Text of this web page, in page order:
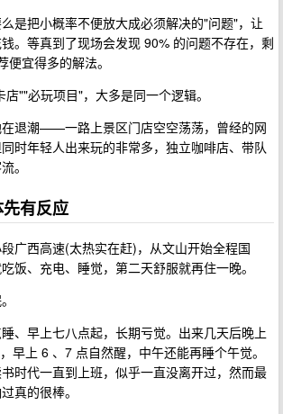
是把小概率不便放大成必须解决的"问题"，让
。等真到了现场会发现 90% 的问题不存在，剩
宜得多的解法。
""必玩项目"，大多是同一个逻辑。
退潮——一路上景区门店空空荡荡，曾经的网
时年轻人出来玩的非常多，独立咖啡店、带队
。
有反应
广西高速(太热实在赶)，从文山开始全程国
饭、充电、睡觉，第二天舒服就再住一晚。
、早上七八点起，长期亏觉。出来几天后晚上
早上 6 、7 点自然醒，中午还能再睡个午觉。
时代一直到上班，似乎一直没离开过，然而最
真的很棒。